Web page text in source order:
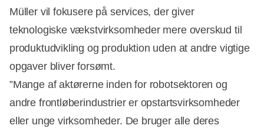
Müller vil fokusere på services, der giver
teknologiske vækstvirksomheder mere overskud til
produktudvikling og produktion uden at andre vigtige
opgaver bliver forsømt.
”Mange af aktørerne inden for robotsektoren og
andre frontløberindustrier er opstartsvirksomheder
eller unge virksomheder. De bruger alle deres